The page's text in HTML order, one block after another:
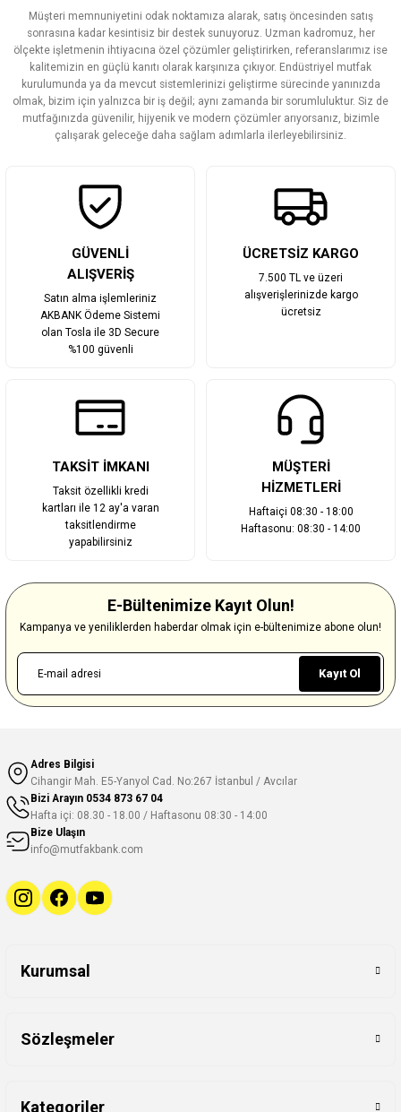
Ürün resmi kalitesiz, bozuk veya görüntülenemiyor.
Ürün açıklamasında eksik bilgiler bulunuyor.
Ürün bilgilerinde hatalar bulunuyor.
Ürün fiyatı diğer sitelerden daha pahalı.
Bu ürüne benzer farklı alternatifler olmalı.
Müşteri memnuniyetini odak noktamıza alarak, satış öncesinden satış
sonrasına kadar kesintisiz bir destek sunuyoruz. Uzman kadromuz, her
ölçekte işletmenin ihtiyacına özel çözümler geliştirirken, referanslarımız ise
kalitemizin en güçlü kanıtı olarak karşınıza çıkıyor. Endüstriyel mutfak
kurulumunda ya da mevcut sistemlerinizi geliştirme sürecinde yanınızda
olmak, bizim için yalnızca bir iş değil; aynı zamanda bir sorumluluktur. Siz de
mutfağınızda güvenilir, hijyenik ve modern çözümler arıyorsanız, bizimle
çalışarak geleceğe daha sağlam adımlarla ilerleyebilirsiniz.
GÜVENLİ
ALIŞVERİŞ
Satın alma işlemleriniz
AKBANK Ödeme Sistemi
olan Tosla ile 3D Secure
%100 güvenli
ÜCRETSİZ KARGO
7.500 TL ve üzeri
alışverişlerinizde kargo
ücretsiz
TAKSİT İMKANI
Taksit özellikli kredi
kartları ile 12 ay'a varan
taksitlendirme
yapabilirsiniz
MÜŞTERİ
HİZMETLERİ
Haftaiçi 08:30 - 18:00
Haftasonu: 08:30 - 14:00
E-Bültenimize Kayıt Olun!
Kampanya ve yeniliklerden haberdar olmak için e-bültenimize abone olun!
Kayıt Ol
Adres Bilgisi
Cihangir Mah. E5-Yanyol Cad. No:267 İstanbul / Avcılar
Bizi Arayın 0534 873 67 04
Hafta içi: 08.30 - 18.00 / Haftasonu 08:30 - 14:00
Bize Ulaşın
info@mutfakbank.com
Kurumsal
Sözleşmeler
Kategoriler